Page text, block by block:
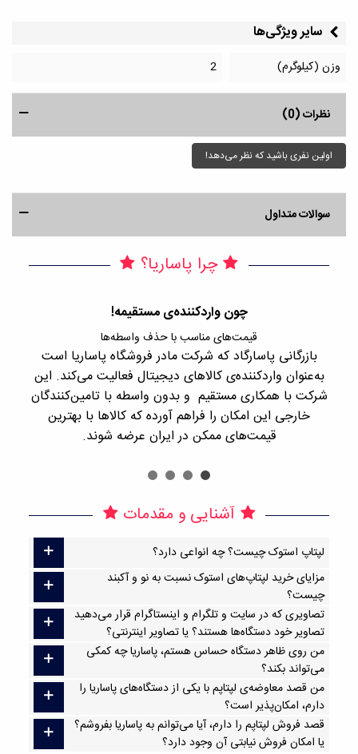
سایر ویژگی‌ها
وزن (کیلوگرم) 2
نظرات (0)
اولین نفری باشید که نظر می‌دهد!
سوالات متداول
چرا پاساریا؟
چون واردکننده‌ی مستقیمه!
قیمت‌های مناسب با حذف واسطه‌ها
بازرگانی پاسارگاد که شرکت مادر فروشگاه پاساریا است
به‌عنوان واردکننده‌ی کالاهای دیجیتال فعالیت می‌کند. این
شرکت با همکاری مستقیم و بدون واسطه با تامین‌کنندگان
خارجی این امکان را فراهم آورده که کالاها با بهترین
قیمت‌های ممکن در ایران عرضه شوند.
آشنایی و مقدمات
لپتاپ استوک چیست؟ چه انواعی دارد؟
مزایای خرید لپتاپ‌های استوک نسبت به نو و آکبند
چیست؟
تصاویری که در سایت و تلگرام و اینستاگرام قرار می‌دهید
تصاویر خود دستگاه‌ها هستند؟ یا تصاویر اینترنتی؟
من روی ظاهر دستگاه حساس هستم، پاساریا چه کمکی
می‌تواند بکند؟
من قصد معاوضه‌ی لپتاپم با یکی از دستگاه‌های پاساریا را
دارم، امکان‌پذیر است؟
قصد فروش لپتاپم را دارم، آیا می‌توانم به پاساریا بفروشم؟
یا امکان فروش نیابتی آن وجود دارد؟